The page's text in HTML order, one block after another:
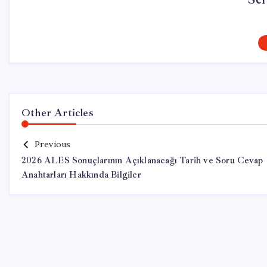
Other Articles
Previous
2026 ALES Sonuçlarının Açıklanacağı Tarih ve Soru Cevap
Anahtarları Hakkında Bilgiler